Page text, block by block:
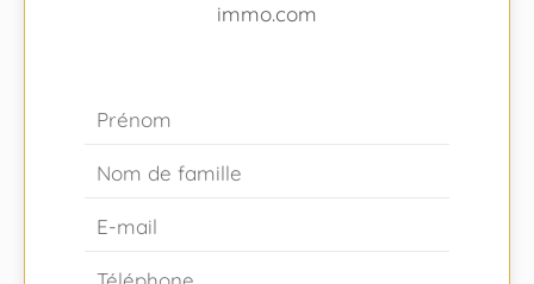
immo.com